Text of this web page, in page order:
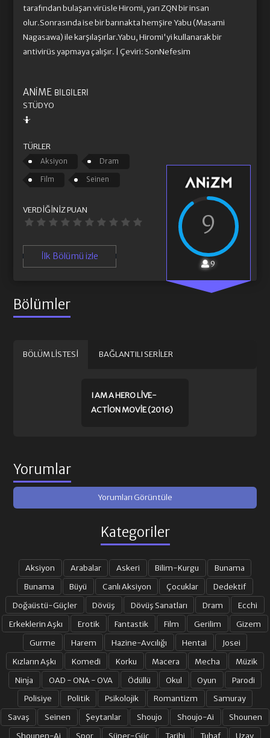
tarafından bulaşan virüsle Hiromi, yarı ZQN bir insan
olur.Sonrasında ise bir barınakta hemşire Yabu (Masami
Nagasawa) ile karşılaşırlar.Yabu, Hiromi'yi kullanarak bir
antivirüs yapmaya çalışır. | Çeviri: SonNefesim
9
9
ANIME BILGILERI
STÜDYO
🤷
TÜRLER
Aksiyon Dram
Film Seinen
VERDIĞINIZ PUAN
İlk Bölümü izle
Bölümler
BÖLÜM LISTESI BAĞLANTILI SERILER
I AM A HERO LIVE-
ACTION MOVIE (2016)
Yorumlar
Yorumları Görüntüle
Kategoriler
Aksiyon Arabalar Askeri Bilim-Kurgu
Bunama
Bunama
Büyü Canlı Aksiyon Çocuklar
Dedektif
Doğaüstü-Güçler
Dövüş Dövüş Sanatları Dram
Ecchi
Erkeklerin Aşkı
Erotik Fantastik Film Gerilim
Gizem
Gurme
Harem Hazine-Avcılığı Hentai
Josei
Kızların Aşkı
Komedi Korku Macera Mecha
Müzik
Ninja
OAD - ONA - OVA Ödüllü Okul Oyun
Parodi
Polisiye
Politik Psikolojik Romantizm
Samuray
Savaş
Seinen Şeytanlar Shoujo Shoujo-Ai
Shounen
Shounen-Ai
Spor Süper-Güç Tarihi Tuhaf Uzay